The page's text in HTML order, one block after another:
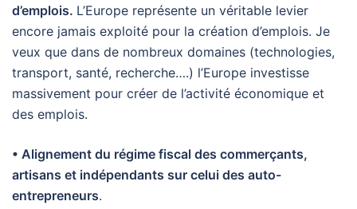
d’emplois. L’Europe représente un véritable levier
encore jamais exploité pour la création d’emplois. Je
veux que dans de nombreux domaines (technologies,
transport, santé, recherche….) l’Europe investisse
massivement pour créer de l’activité économique et
des emplois.
• Alignement du régime fiscal des commerçants,
artisans et indépendants sur celui des auto-
entrepreneurs.